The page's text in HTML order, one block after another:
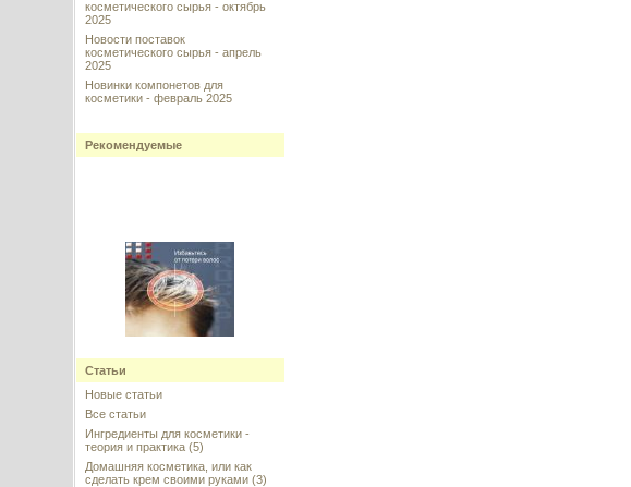
косметического сырья - октябрь
2025
Новости поставок
косметического сырья - апрель
2025
Новинки компонетов для
косметики - февраль 2025
Рекомендуемые
для роста волос, Sederma,
Статьи
Новые статьи
Все статьи
Ингредиенты для косметики -
теория и практика(5)
Домашняя косметика, или как
сделать крем своими руками(3)